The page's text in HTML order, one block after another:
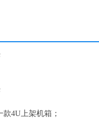
款4U上架机箱；